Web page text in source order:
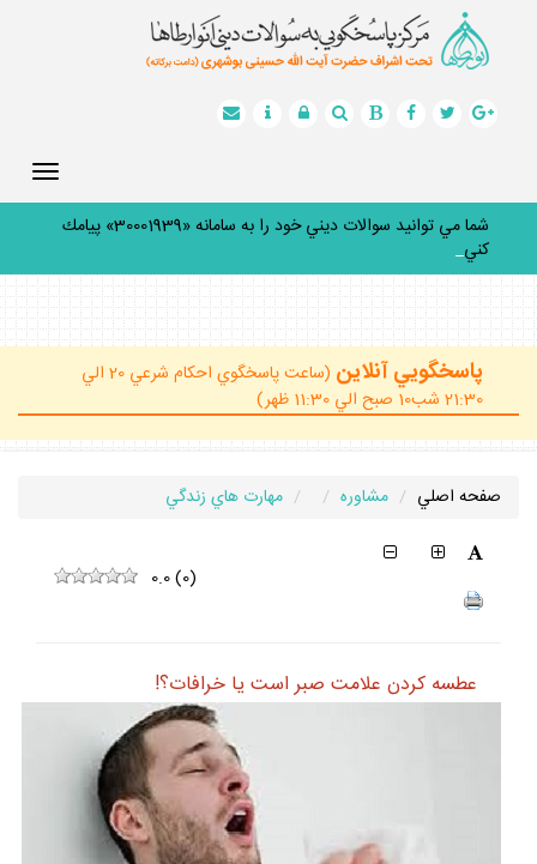
شما مي توانيد سوالات ديني خود را به سامانه «30001939» پيامك
كنيد.
پاسخگويي آنلاين
(ساعت پاسخگوي احكام شرعي 20 الي
21:30 شب10 صبح الي 11:30 ظهر)
صفحه اصلي مشاوره مهارت هاي زندگي
0.0(0)
عطسه كردن علامت صبر است يا خرافات؟!